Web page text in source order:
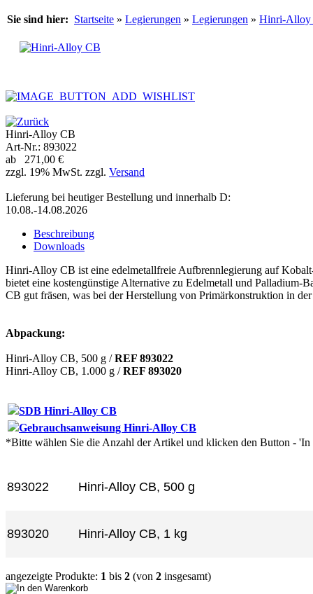
Sie sind hier: Startseite » Legierungen » Legierungen » Hinri-Alloy
Hinri-Alloy CB
Art-Nr.: 893022
ab 271,00 €
zzgl. 19% MwSt. zzgl. Versand
Lieferung bei heutiger Bestellung und innerhalb D:
10.08.-14.08.2026
Beschreibung
Downloads
Hinri-Alloy CB ist eine edelmetallfreie Aufbrennlegierung auf
bietet eine kostengünstige Alternative zu Edelmetall und
CB gut fräsen, was bei der Herstellung von Primärkonstruktion in
Abpackung:
Hinri-Alloy CB, 500 g /REF 893022
Hinri-Alloy CB, 1.000 g /REF 893020
SDB Hinri-Alloy CB
Gebrauchsanweisung Hinri-Alloy CB
*Bitte wählen Sie die Anzahl der Artikel und klicken den Button - 'In
893022 Hinri-Alloy CB, 500 g
893020 Hinri-Alloy CB, 1 kg
angezeigte Produkte: 1 bis 2 (von 2 insgesamt)